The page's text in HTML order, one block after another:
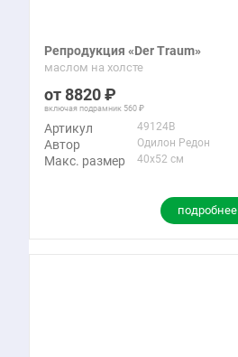
Репродукция «Der Traum»
маслом на холсте
8820
включая подрамник 560
Артикул 49124B
Автор Одилон Редон
Макс. размер 40x52 см
подробнее